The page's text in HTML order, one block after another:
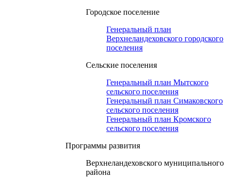
Городское поселение
Генеральный план
Верхнеландеховского городского
поселения
Сельские поселения
Генеральный план Мытского
сельского поселения
Генеральный план Симаковского
сельского поселения
Генеральный план Кромского
сельского поселения
Программы развития
Верхнеландеховского муниципального
района